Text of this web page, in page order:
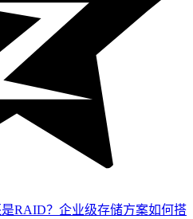
RAID？企业级存储方案如何搭